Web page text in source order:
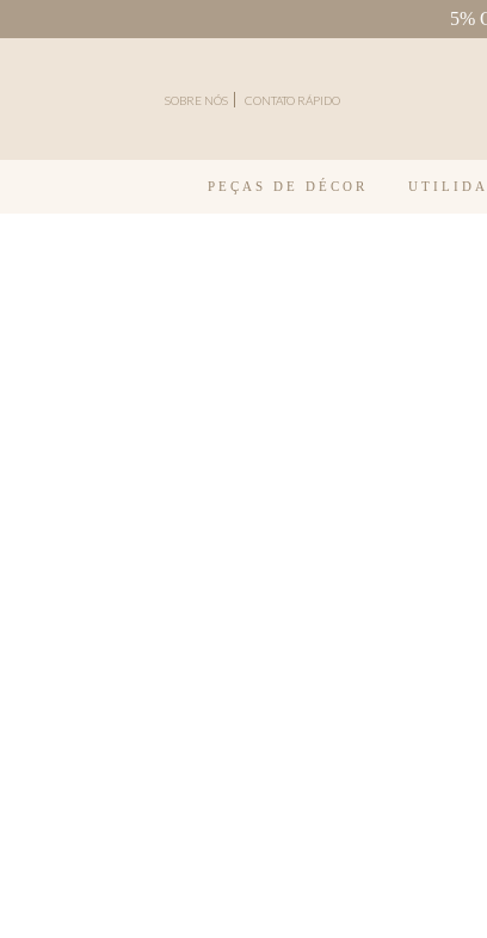
5%
SOBRE NÓS CONTATO RÁPIDO
PEÇAS DE DÉCOR